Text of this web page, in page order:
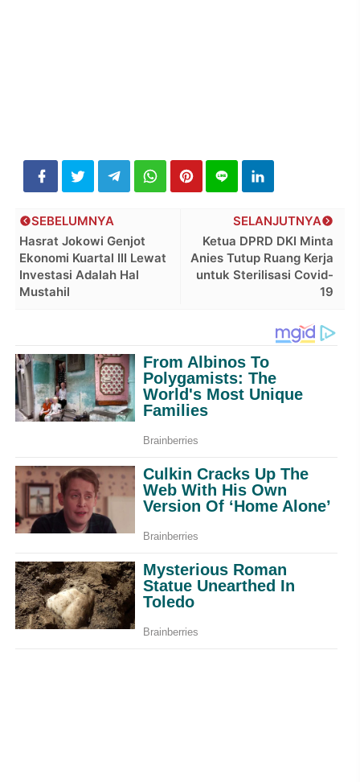
SELANJUTNYA
Ketua DPRD DKI Minta
Anies Tutup Ruang Kerja
untuk Sterilisasi Covid-
19
SEBELUMNYA
Hasrat Jokowi Genjot
Ekonomi Kuartal III Lewat
Investasi Adalah Hal
Mustahil